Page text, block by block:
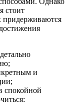
стоит
придерживаются
и
спокойной